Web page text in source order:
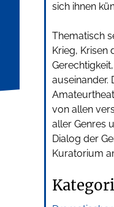
sich ihnen
Thematisch
Krieg, Krisen
auseinander.
von allen
aller Genres
Dialog der
Kuratorium